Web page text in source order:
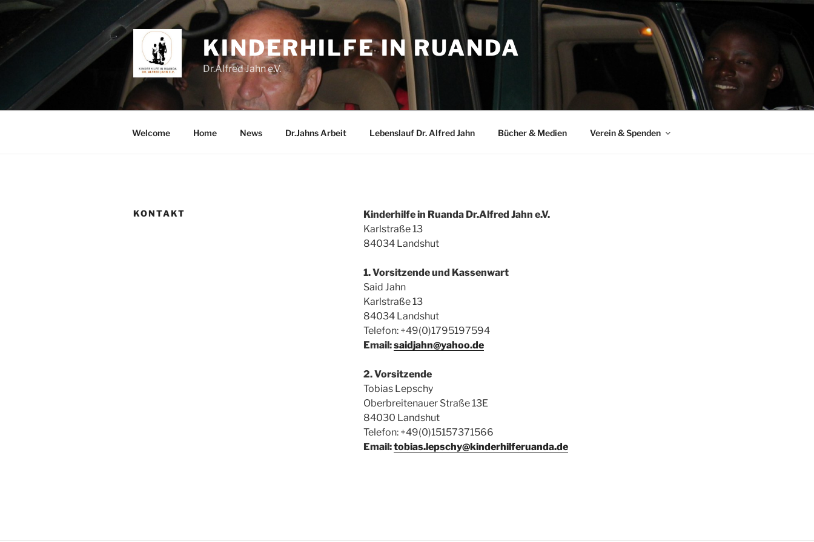
Zum
springen
KINDERHILFE IN RUANDA
Dr.Alfred Jahn e.V.
Welcome Home News Dr.Jahns Arbeit Lebenslauf Dr. Alfred Jahn Bücher & Medien Verein & Spenden
KONTAKT
Kinderhilfe in Ruanda Dr.Alfred Jahn e.V.
Karlstraße 13
84034 Landshut
1. Vorsitzende und Kassenwart
Said Jahn
Karlstraße 13
84034 Landshut
Telefon: +49(0)1795197594
Email:saidjahn@yahoo.de
2. Vorsitzende
Tobias Lepschy
Oberbreitenauer Straße 13E
84030 Landshut
Telefon: +49(0)15157371566
Email:tobias.lepschy@kinderhilferuanda.de